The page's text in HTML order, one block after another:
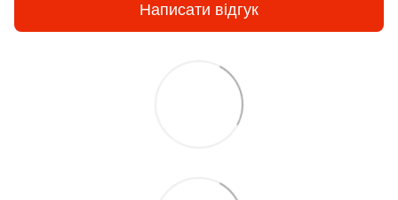
Написати відгук